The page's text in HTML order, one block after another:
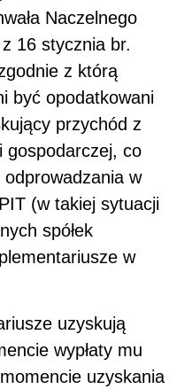
Naczelnego
16 stycznia br.
z którą
być opodatkowani
przychód z
gospodarczej, co
w
(w takiej sytuacji
spółek
w
uzyskują
wypłaty mu
uzyskania